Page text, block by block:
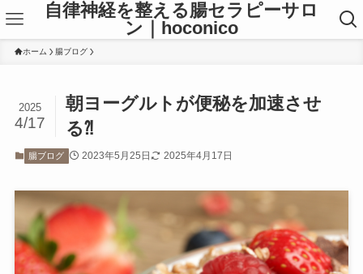
自律神経を整える腸セラピーサロ
ン｜hoconico
ホーム 腸ブログ
朝ヨーグルトが便秘を加速させ
る⁈
2025
4/17
腸ブログ 2023年5月25日 2025年4月17日